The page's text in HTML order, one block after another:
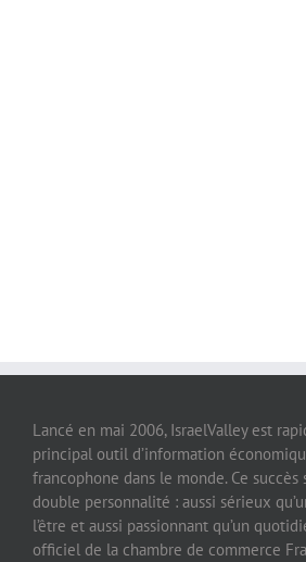
Lancé en mai 2006, IsraelValley est
principal outil d’information
francophone dans le monde. Ce succès
double personnalité : aussi sérieux
l’être et aussi passionnant qu’un
officiel de la chambre de commerce